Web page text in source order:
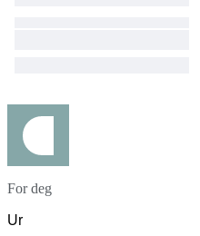
For deg
Ur